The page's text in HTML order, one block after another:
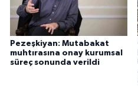
Pezeşkiyan: Mutabakat
muhtırasına onay kurumsal
süreç sonunda verildi